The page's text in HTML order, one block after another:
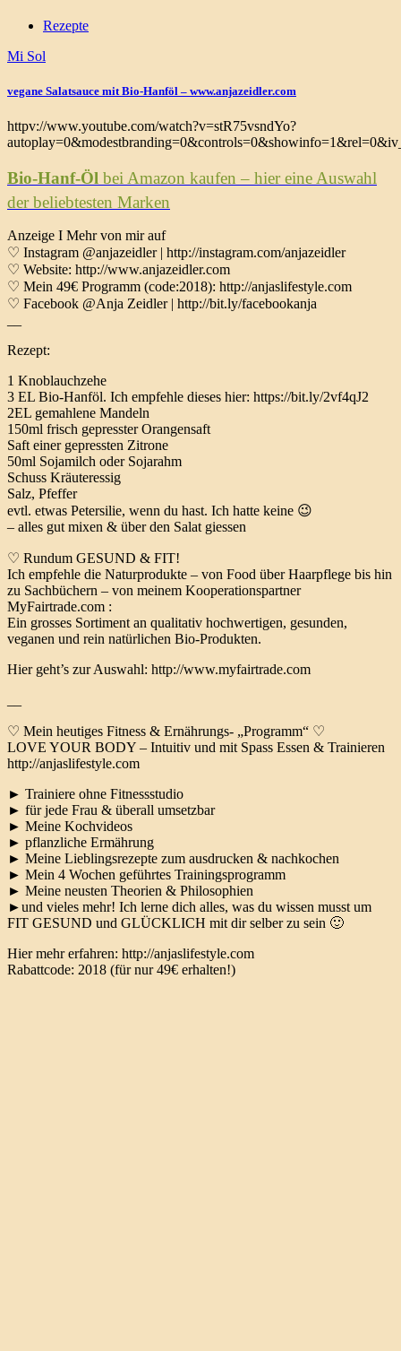
Rezepte
Mi Sol
vegane Salatsauce mit Bio-Hanföl – www.anjazeidler.com
httpv://www.youtube.com/watch?v=stR75vsndYo?
Bio-Hanf-Öl bei Amazon kaufen – hier eine Auswahl
der beliebtesten Marken
Anzeige I Mehr von mir auf
♡ Instagram @anjazeidler | http://instagram.com/anjazeidler
♡ Website: http://www.anjazeidler.com
♡ Mein 49€ Programm (code:2018): http://anjaslifestyle.com
♡ Facebook @Anja Zeidler | http://bit.ly/facebookanja
Rezept:
1 Knoblauchzehe
3 EL Bio-Hanföl. Ich empfehle dieses hier: https://bit.ly/2vf4qJ2
2EL gemahlene Mandeln
150ml frisch gepresster Orangensaft
Saft einer gepressten Zitrone
50ml Sojamilch oder Sojarahm
Schuss Kräuteressig
Salz, Pfeffer
evtl. etwas Petersilie, wenn du hast. Ich hatte keine 😉
– alles gut mixen & über den Salat giessen
♡ Rundum GESUND & FIT!
Ich empfehle die Naturprodukte – von Food über Haarpflege bis hin
zu Sachbüchern – von meinem Kooperationspartner
MyFairtrade.com :
Ein grosses Sortiment an qualitativ hochwertigen, gesunden,
veganen und rein natürlichen Bio-Produkten.
Hier geht’s zur Auswahl: http://www.myfairtrade.com
♡ Mein heutiges Fitness & Ernährungs- „Programm“ ♡
LOVE YOUR BODY – Intuitiv und mit Spass Essen & Trainieren
http://anjaslifestyle.com
► Trainiere ohne Fitnessstudio
► für jede Frau & überall umsetzbar
► Meine Kochvideos
► pflanzliche Ermährung
► Meine Lieblingsrezepte zum ausdrucken & nachkochen
► Mein 4 Wochen geführtes Trainingsprogramm
► Meine neusten Theorien & Philosophien
►und vieles mehr! Ich lerne dich alles, was du wissen musst um
FIT GESUND und GLÜCKLICH mit dir selber zu sein 🙂
Hier mehr erfahren: http://anjaslifestyle.com
Rabattcode: 2018 (für nur 49€ erhalten!)